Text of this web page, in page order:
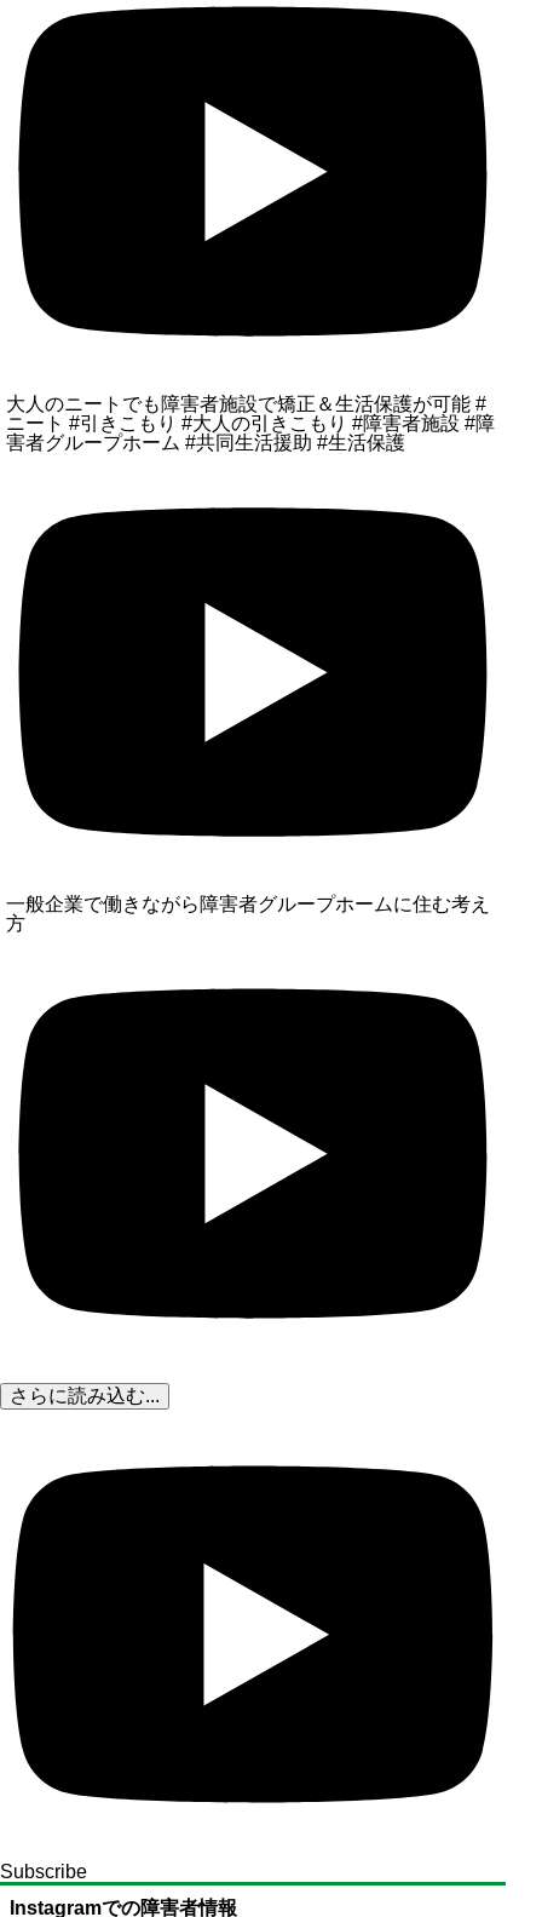
大人のニートでも障害者施設で矯正＆生活保護が可能 #
ニート #引きこもり #大人の引きこもり #障害者施設 #障
害者グループホーム #共同生活援助 #生活保護
一般企業で働きながら障害者グループホームに住む考え
方
さらに読み込む...
Subscribe
Instagramでの障害者情報